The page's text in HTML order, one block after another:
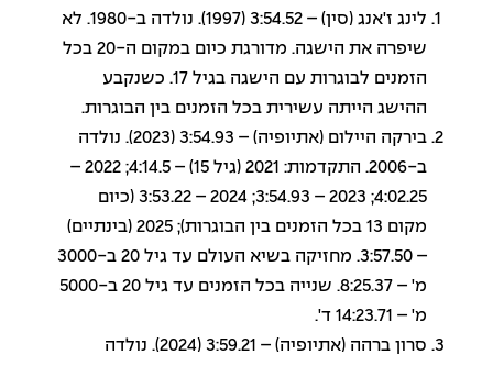
לינג ז'אנג (סין) – 3:54.52 (1997). נולדה ב-1980. לא
שיפרה את הישגה. מדורגת כיום במקום ה-20 בכל
הזמנים לבוגרות עם הישגה בגיל 17. כשנקבע
ההישג הייתה עשירית בכל הזמנים בין הבוגרות.
בירקה היילום (אתיופיה) – 3:54.93 (2023). נולדה
ב-2006. התקדמות: 2021 (גיל 15) – 4:14.5; 2022 –
4:02.25; 2023 – 3:54.93; 2024 – 3:53.22 (כיום
מקום 13 בכל הזמנים בין הבוגרות); 2025 (בינתיים)
– 3:57.50. מחזיקה בשיא העולם עד גיל 20 ב-3000
מ' – 8:25.37. שנייה בכל הזמנים עד גיל 20 ב-5000
מ' – 14:23.71 ד'.
סרון ברהה (אתיופיה) – 3:59.21 (2024). נולדה